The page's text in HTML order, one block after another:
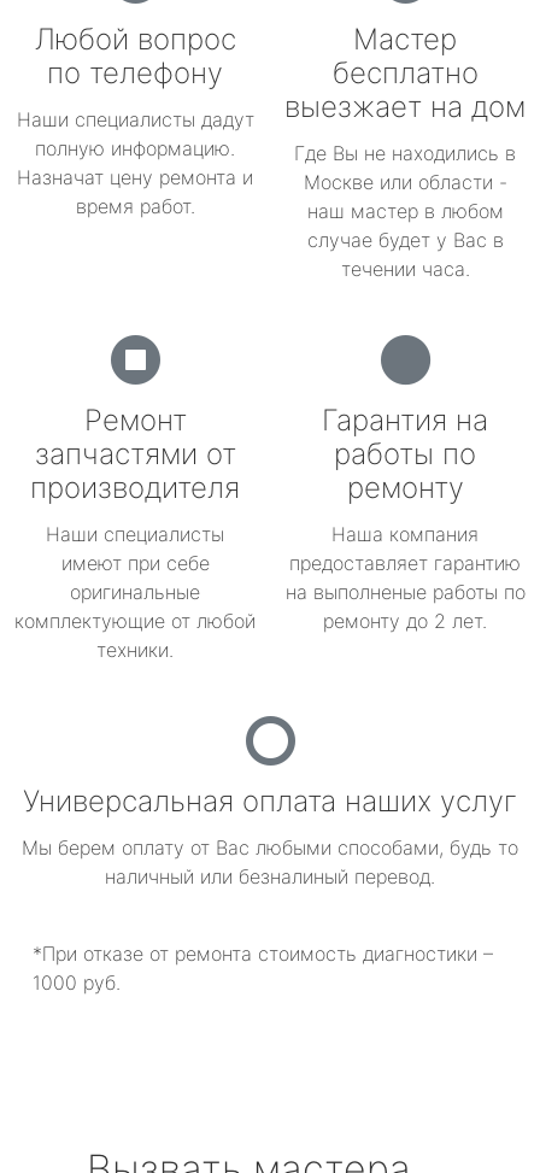
Любой вопрос
по телефону
Наши специалисты дадут
полную информацию.
Назначат цену ремонта и
время работ.
Мастер
бесплатно
выезжает на дом
Где Вы не находились в
Москве или области -
наш мастер в любом
случае будет у Вас в
течении часа.
Ремонт
запчастями от
производителя
Наши специалисты
имеют при себе
оригинальные
комплектующие от любой
техники.
Гарантия на
работы по
ремонту
Наша компания
предоставляет гарантию
на выполненые работы по
ремонту до 2 лет.
Универсальная оплата наших услуг
Мы берем оплату от Вас любыми способами, будь то
наличный или безналиный перевод.
*При отказе от ремонта стоимость диагностики –
1000 руб.